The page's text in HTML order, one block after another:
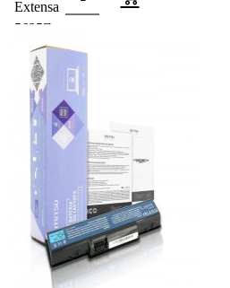
Extensa
5635Z
množství